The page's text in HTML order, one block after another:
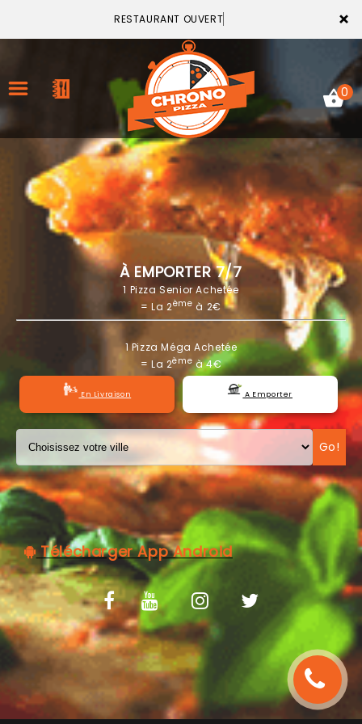
×
RESTAURANT OUVERT
ACCUEIL
LA CARTE
VOTRE COMPTE
NOTRE RESTAURANT
VOS AVIS
MENTIONS LÉGALES
0
À EMPORTER 7/7
1 Pizza Senior Achetée
= La 2ème à 2€
1 Pizza Méga Achetée
= La 2èmeà 4€
En Livraison A Emporter
Go!
Télécharger App Android